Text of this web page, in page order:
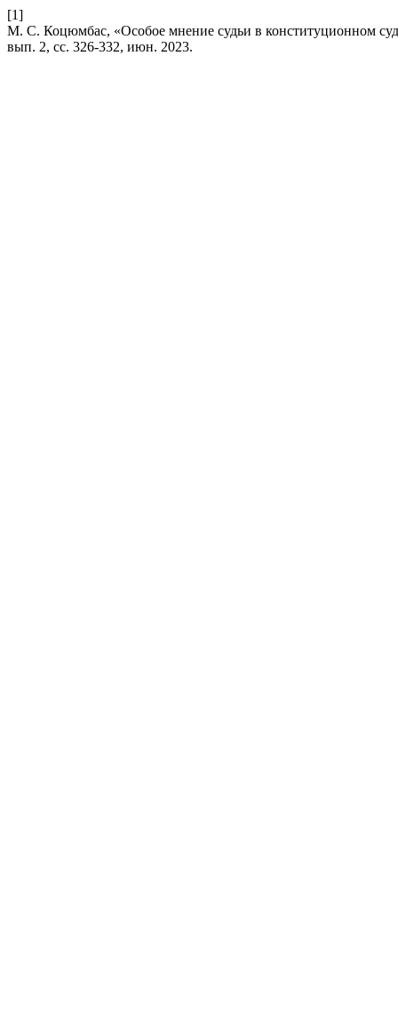
[1]
М. С. Коцюмбас, «Особое мнение судьи в конституционном
вып. 2, сс. 326-332, июн. 2023.